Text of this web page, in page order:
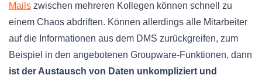
Mails zwischen mehreren Kollegen können schnell zu
einem Chaos abdriften. Können allerdings alle Mitarbeiter
auf die Informationen aus dem DMS zurückgreifen, zum
Beispiel in den angebotenen Groupware-Funktionen, dann
ist der Austausch von Daten unkompliziert und